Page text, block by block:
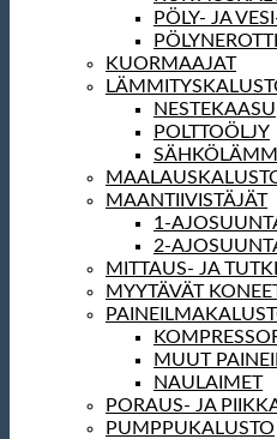
PÖLY- JA
KUORMAAJAT
NESTEKAASU
POLTTOÖLJY
MAANTIIVISTÄJÄT
1-
2-
MITTAUS- JA
MYYTÄVÄT
MUUT
NAULAIMET
PORAUS- JA
PUMPPUKALUSTO